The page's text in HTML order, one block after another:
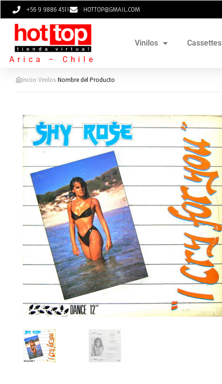
+56 9 9886 4511 HOTTOP@GMAIL.COM
Arica – Chile
Vinilos Cassettes
Inicio›Vinilos›Nombre del Producto